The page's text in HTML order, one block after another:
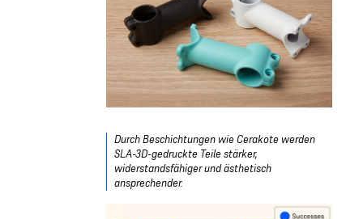
Durch Beschichtungen wie Cerakote werden
SLA-3D-gedruckte Teile stärker,
widerstandsfähiger und ästhetisch
ansprechender.